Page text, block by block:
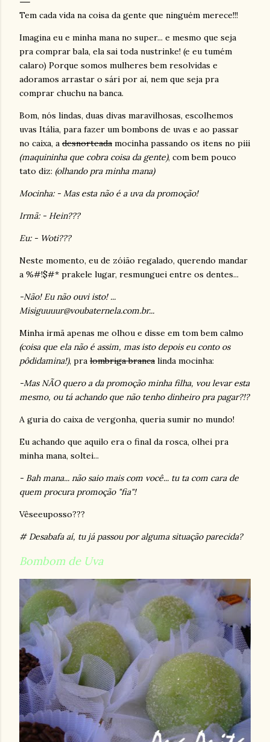
Tem cada vida na coisa da gente que ninguém merece!!!
Imagina eu e minha mana no super... e mesmo que seja
pra comprar bala, ela sai toda nustrinke! (e eu tumém
calaro) Porque somos mulheres bem resolvidas e
adoramos arrastar o sári por aí, nem que seja pra
comprar chuchu na banca.
Bom, nós lindas, duas divas maravilhosas, escolhemos
uvas Itália, para fazer um bombons de uvas e ao passar
no caixa, a desnorteada mocinha passando os itens no piii
(maquininha que cobra coisa da gente), com bem pouco
tato diz: (olhando pra minha mana)
Mocinha: - Mas esta não é a uva da promoção!
Irmã: - Hein???
Eu: - Woti???
Neste momento, eu de zóião regalado, querendo mandar
a %#!$#* prakele lugar, resmunguei entre os dentes...
-Não! Eu não ouvi isto! ...
Misiguuuur@voubaternela.com.br...
Minha irmã apenas me olhou e disse em tom bem calmo
(coisa que ela não é assim, mas isto depois eu conto os
pôdidamina!), pra lombriga branca linda mocinha:
-Mas NÃO quero a da promoção minha filha, vou levar esta
mesmo, ou tá achando que não tenho dinheiro pra pagar?!?
A guria do caixa de vergonha, queria sumir no mundo!
Eu achando que aquilo era o final da rosca, olhei pra
minha mana, soltei...
- Bah mana... não saio mais com você... tu ta com cara de
quem procura promoção "fia"!
Vêseeuposso???
# Desabafa aí, tu já passou por alguma situação parecida?
Bombom de Uva